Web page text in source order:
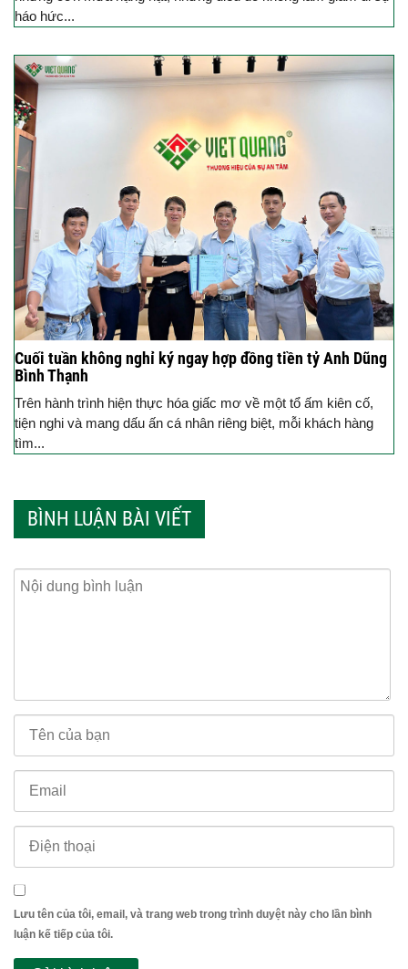
háo hức...
Cuối tuần không nghỉ ký ngay hợp đồng tiền tỷ Anh Dũng
Bình Thạnh
Trên hành trình hiện thực hóa giấc mơ về một tổ ấm kiên cố,
tiện nghi và mang dấu ấn cá nhân riêng biệt, mỗi khách hàng
tìm...
BÌNH LUẬN BÀI VIẾT
Lưu tên của tôi, email, và trang web trong trình duyệt này cho lần bình
luận kế tiếp của tôi.